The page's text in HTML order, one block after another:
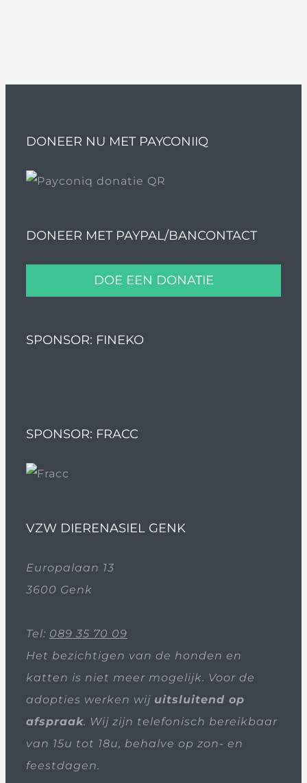
DONEER NU MET PAYCONIIQ
DONEER MET PAYPAL/BANCONTACT
DOE EEN DONATIE
SPONSOR: FINEKO
SPONSOR: FRACC
VZW DIERENASIEL GENK
Europalaan 13
3600 Genk
Tel: 089 35 70 09
Het bezichtigen van de honden en
katten is niet meer mogelijk. Voor de
adopties werken wij uitsluitend op
afspraak. Wij zijn telefonisch bereikbaar
van 15u tot 18u, behalve op zon- en
feestdagen.